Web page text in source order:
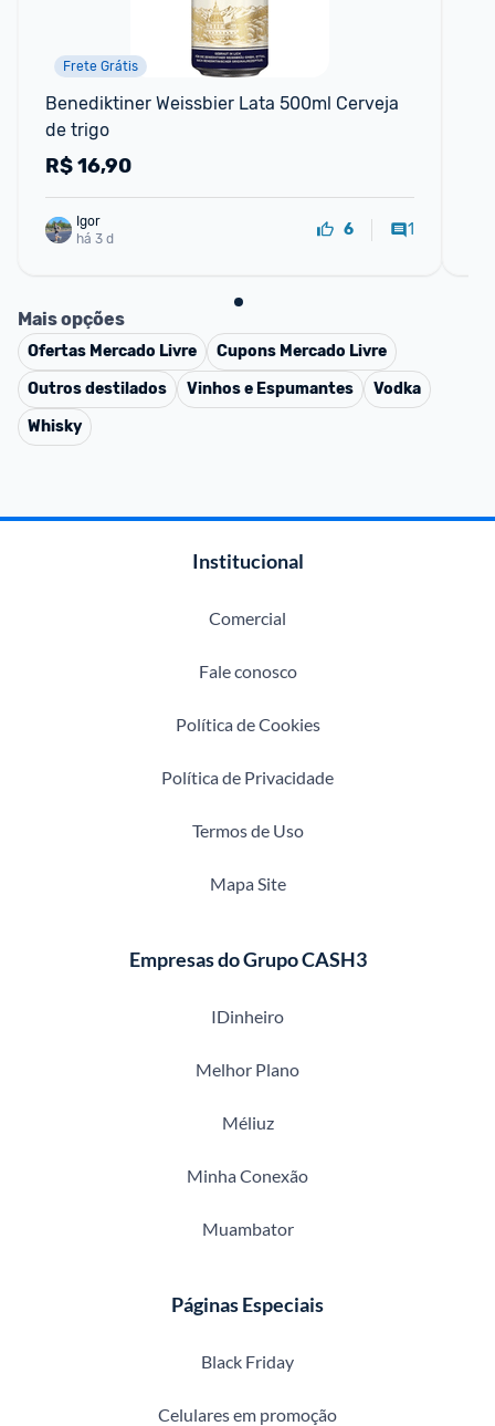
Frete Grátis
Benediktiner Weissbier Lata 500ml Cerveja
de trigo
R$16,90
Igor
há 3 d
6 1
Mais opções
Ofertas Mercado Livre Cupons Mercado Livre
Outros destilados
Vinhos e Espumantes
Vodka
Whisky
Institucional
Comercial
Fale conosco
Política de Cookies
Política de Privacidade
Termos de Uso
Mapa Site
Empresas do Grupo CASH3
IDinheiro
Melhor Plano
Méliuz
Minha Conexão
Muambator
Páginas Especiais
Black Friday
Celulares em promoção